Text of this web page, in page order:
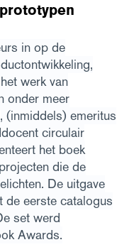
in op de
werk van
onder meer
(inmiddels) emeritus
circulair
het boek
die de
De uitgave
de eerste catalogus
set werd
Awards.